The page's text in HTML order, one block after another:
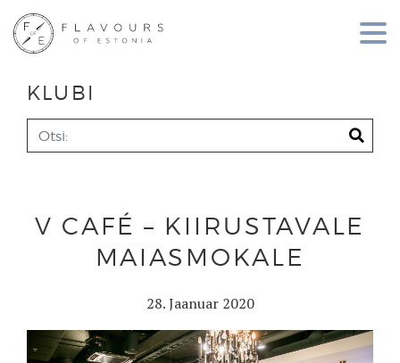
KLUBI
V CAFÉ – KIIRUSTAVALE
MAIASMOKALE
28. Jaanuar 2020